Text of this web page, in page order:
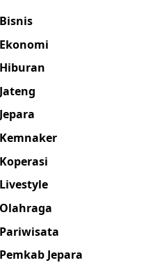
Bisnis
Ekonomi
Hiburan
Jateng
Jepara
Kemnaker
Koperasi
Livestyle
Olahraga
Pariwisata
Pemkab Jepara